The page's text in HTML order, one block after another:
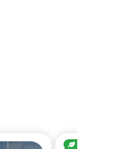
ECOBONUS